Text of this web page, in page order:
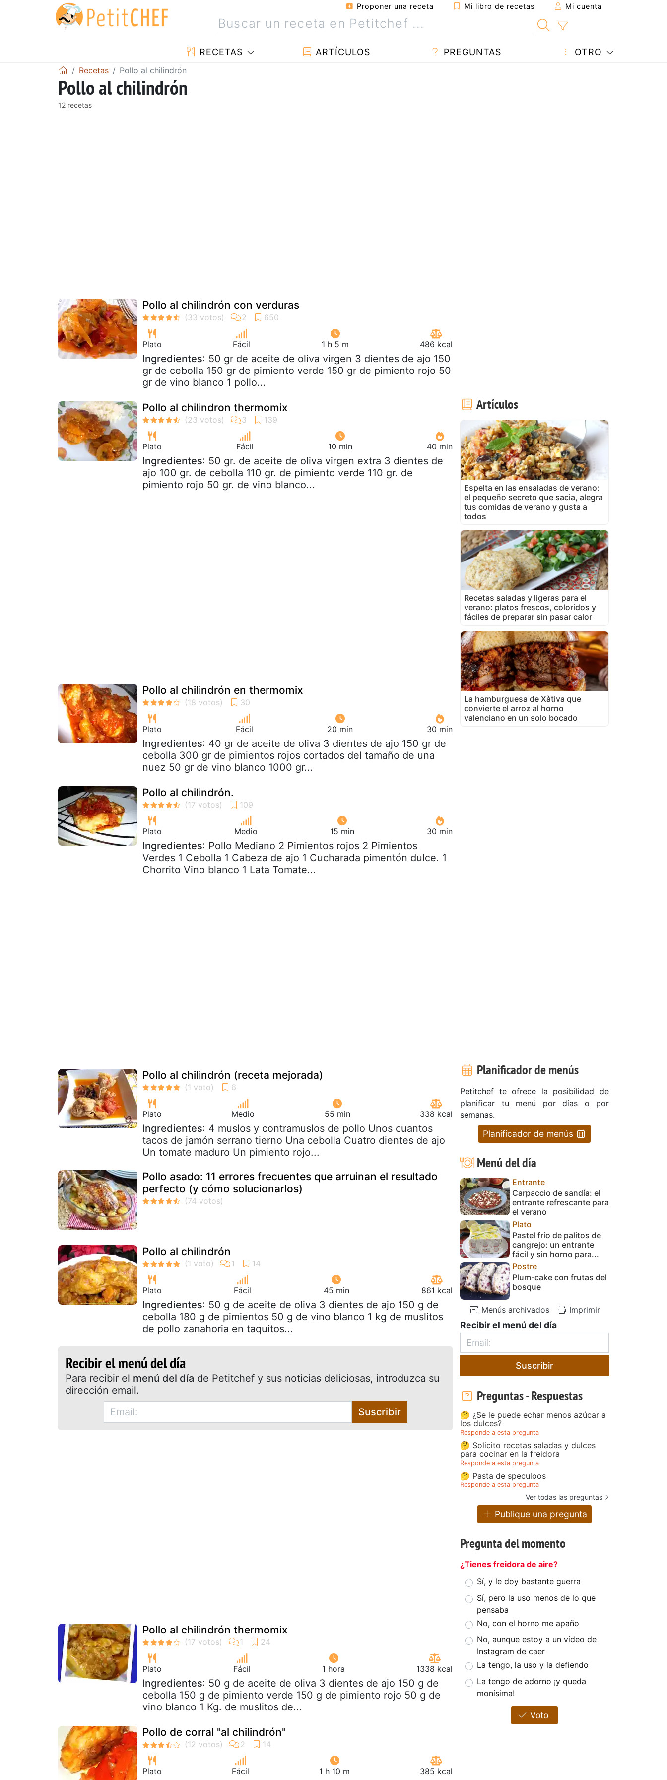
Proponer una receta Mi libro de recetas Mi cuenta
RECETAS ARTÍCULOS PREGUNTAS OTRO
Recetas Pollo al chilindrón
Pollo al chilindrón
12 recetas
Pollo al chilindrón con verduras
Plato Fácil 1 h 5 m 486 kcal
Ingredientes: 50 gr de aceite de oliva virgen 3 dientes de ajo 150
gr de cebolla 150 gr de pimiento verde 150 gr de pimiento rojo 50
gr de vino blanco 1 pollo...
Pollo al chilindron thermomix
Plato Fácil 10 min 40 min
Ingredientes: 50 gr. de aceite de oliva virgen extra 3 dientes de
ajo 100 gr. de cebolla 110 gr. de pimiento verde 110 gr. de
pimiento rojo 50 gr. de vino blanco...
Pollo al chilindrón en thermomix
Plato Fácil 20 min 30 min
Ingredientes: 40 gr de aceite de oliva 3 dientes de ajo 150 gr de
cebolla 300 gr de pimientos rojos cortados del tamaño de una
nuez 50 gr de vino blanco 1000 gr...
Pollo al chilindrón.
Plato Medio 15 min 30 min
Ingredientes: Pollo Mediano 2 Pimientos rojos 2 Pimientos
Verdes 1 Cebolla 1 Cabeza de ajo 1 Cucharada pimentón dulce. 1
Chorrito Vino blanco 1 Lata Tomate...
Pollo al chilindrón (receta mejorada)
Plato Medio 55 min 338 kcal
Ingredientes: 4 muslos y contramuslos de pollo Unos cuantos
tacos de jamón serrano tierno Una cebolla Cuatro dientes de ajo
Un tomate maduro Un pimiento rojo...
Pollo asado: 11 errores frecuentes que arruinan el resultado
perfecto (y cómo solucionarlos)
Pollo al chilindrón
Plato Fácil 45 min 861 kcal
Ingredientes: 50 g de aceite de oliva 3 dientes de ajo 150 g de
cebolla 180 g de pimientos 50 g de vino blanco 1 kg de muslitos
de pollo zanahoria en taquitos...
Recibir el menú del día
Para recibir el menú del día de Petitchef y sus noticias deliciosas, introduzca su
dirección email.
Suscribir
Pollo al chilindrón thermomix
Plato Fácil 1 hora 1338 kcal
Ingredientes: 50 g de aceite de oliva 3 dientes de ajo 150 g de
cebolla 150 g de pimiento verde 150 g de pimiento rojo 50 g de
vino blanco 1 Kg. de muslitos de...
Pollo de corral "al chilindrón"
Plato Fácil 1 h 10 m 385 kcal
Artículos
Espelta en las ensaladas de verano:
el pequeño secreto que sacia, alegra
tus comidas de verano y gusta a
todos
Recetas saladas y ligeras para el
verano: platos frescos, coloridos y
fáciles de preparar sin pasar calor
La hamburguesa de Xàtiva que
convierte el arroz al horno
valenciano en un solo bocado
Planificador de menús
Petitchef te ofrece la posibilidad de
planificar tu menú por días o por
semanas.
Planificador de menús
Menú del día
Entrante
Carpaccio de sandía: el
entrante refrescante para
el verano
Plato
Pastel frío de palitos de
cangrejo: un entrante
fácil y sin horno para...
Postre
Plum-cake con frutas del
bosque
Menús archivados Imprimir
Recibir el menú del día
Suscribir
Preguntas - Respuestas
🤔 ¿Se le puede echar menos azúcar a
los dulces?
Responde a esta pregunta
🤔 Solicito recetas saladas y dulces
para cocinar en la freidora
Responde a esta pregunta
🤔 Pasta de speculoos
Responde a esta pregunta
Ver todas las preguntas
Publique una pregunta
Pregunta del momento
¿Tienes freidora de aire?
Sí, y le doy bastante guerra
Sí, pero la uso menos de lo que
pensaba
No, con el horno me apaño
No, aunque estoy a un vídeo de
Instagram de caer
La tengo, la uso y la defiendo
La tengo de adorno ¡y queda
monísima!
Voto